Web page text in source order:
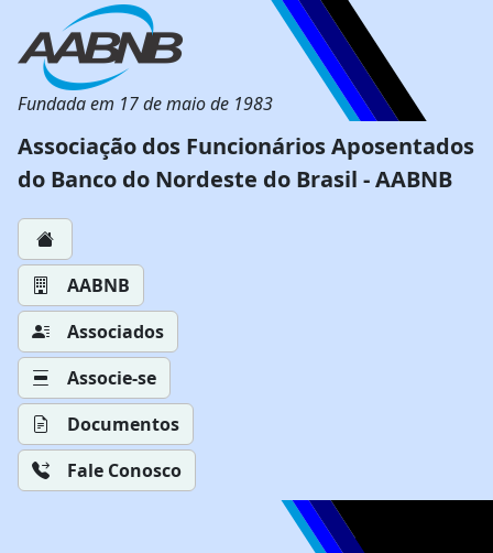
Fundada em 17 de maio de 1983
Associação dos Funcionários Aposentados
do Banco do Nordeste do Brasil - AABNB
AABNB
Associados
Associe-se
Documentos
Fale Conosco